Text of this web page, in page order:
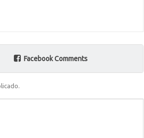
Facebook Comments